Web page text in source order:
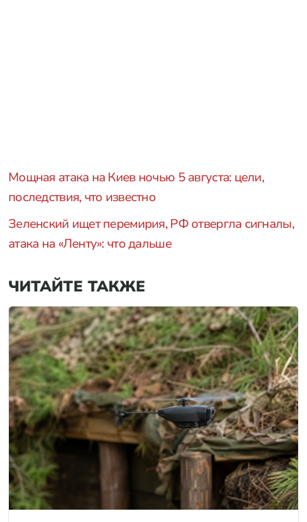
Мощная атака на Киев ночью 5 августа: цели,
последствия, что известно
Зеленский ищет перемирия, РФ отвергла сигналы,
атака на «Ленту»: что дальше
ЧИТАЙТЕ ТАКЖЕ